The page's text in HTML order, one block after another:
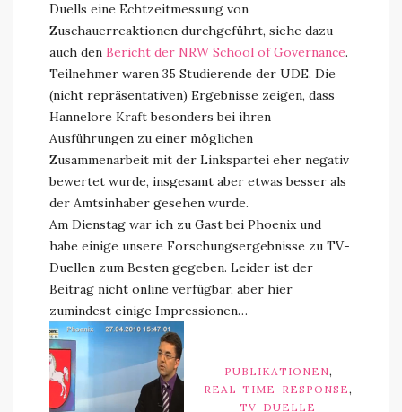
Duells eine Echtzeitmessung von
Zuschauerreaktionen durchgeführt, siehe dazu
auch den Bericht der NRW School of Governance.
Teilnehmer waren 35 Studierende der UDE. Die
(nicht repräsentativen) Ergebnisse zeigen, dass
Hannelore Kraft besonders bei ihren
Ausführungen zu einer möglichen
Zusammenarbeit mit der Linkspartei eher negativ
bewertet wurde, insgesamt aber etwas besser als
der Amtsinhaber gesehen wurde.
Am Dienstag war ich zu Gast bei Phoenix und
habe einige unsere Forschungsergebnisse zu TV-
Duellen zum Besten gegeben. Leider ist der
Beitrag nicht online verfügbar, aber hier
zumindest einige Impressionen…
PUBLIKATIONEN,
REAL-TIME-RESPONSE,
TV-DUELLE